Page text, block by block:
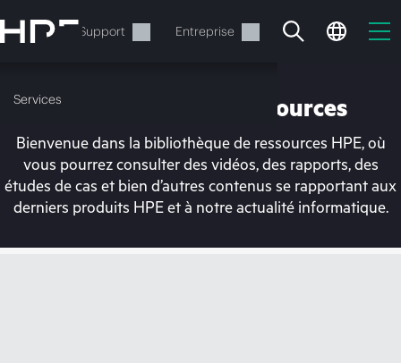
au
contenu
Services Support Entreprise
Services
Votre panier est
Bibliothèque de ressources
Bienvenue dans la bibliothèque de ressources HPE, où
vous pourrez consulter des vidéos, des rapports, des
études de cas et bien d’autres contenus se rapportant aux
derniers produits HPE et à notre actualité informatique.